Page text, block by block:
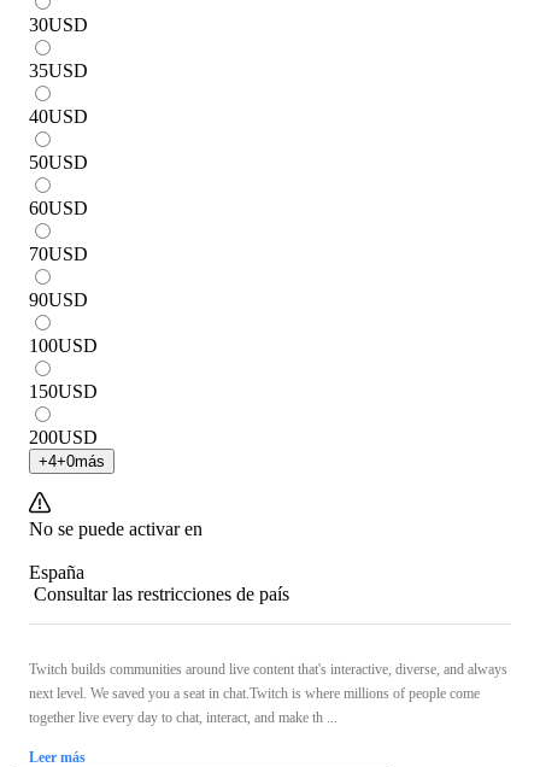
30USD
35USD
40USD
50USD
60USD
70USD
90USD
100USD
150USD
200USD
+4+0más
No se puede activar en
España
Consultar las restricciones de país
Twitch builds communities around live content that's interactive, diverse, and always
next level. We saved you a seat in chat.Twitch is where millions of people come
together live every day to chat, interact, and make th ...
Leer más